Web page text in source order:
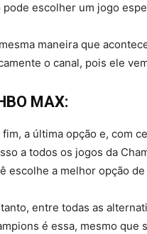
pode escolher um jogo
maneira que
o canal, pois ele
MAX:
fim, a última opção e, com
a todos os jogos da
escolhe a melhor opção
entre todas as
é essa, mesmo que